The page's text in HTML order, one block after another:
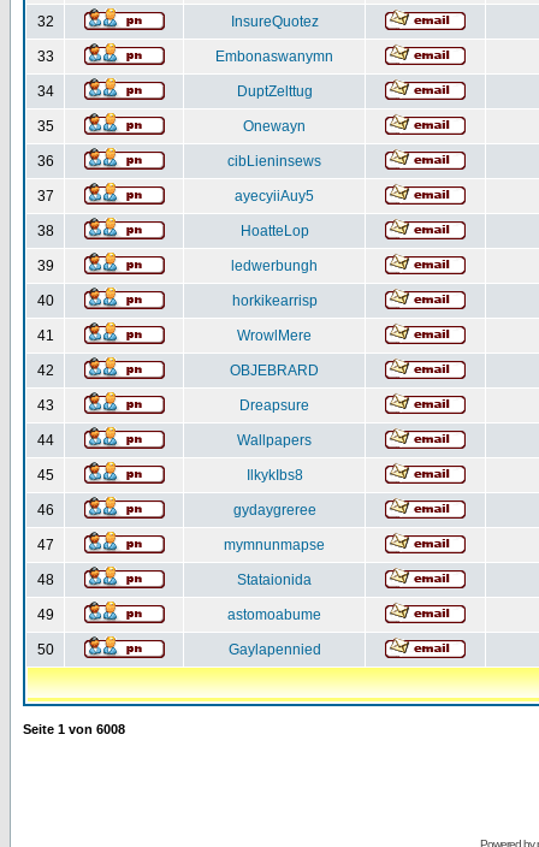
32 InsureQuotez
33 Embonaswanymn
34 DuptZelttug
35 Onewayn
36 cibLieninsews
37 ayecyiiAuy5
38 HoatteLop
39 ledwerbungh
40 horkikearrisp
41 WrowlMere
42 OBJEBRARD
43 Dreapsure
44 Wallpapers
45 IlkykIbs8
46 gydaygreree
47 mymnunmapse
48 Stataionida
49 astomoabume
50 Gaylapennied
Seite 1 von 6008
Powered by